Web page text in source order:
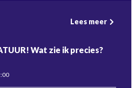
Lees meer
Wat zie ik precies?